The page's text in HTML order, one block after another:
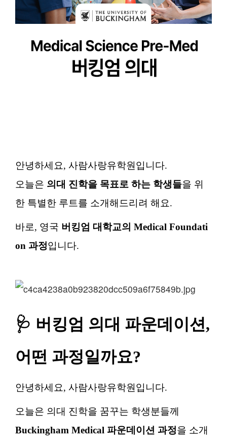
안녕하세요, 사람사랑유학원입니다.
오늘은 의대 진학을 목표로 하는 학생들을 위
한 특별한 루트를 소개해드리려 해요.
바로, 영국 버킹엄 대학교의 Medical Foundati
on 과정입니다.
🩺 버킹엄 의대 파운데이션,
어떤 과정일까요?
안녕하세요, 사람사랑유학원입니다.
오늘은 의대 진학을 꿈꾸는 학생분들께
Buckingham Medical 파운데이션 과정을 소개